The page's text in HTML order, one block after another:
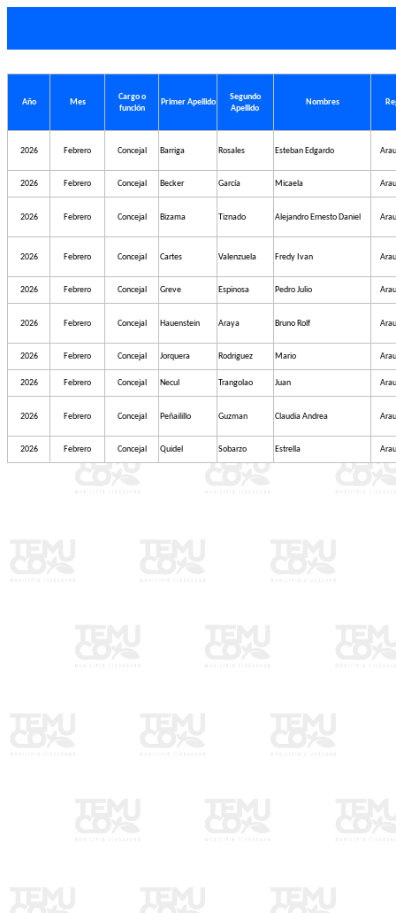
Año Mes
Cargo o
función
Primer Apellido
Segundo
Apellido
Nombres
2026 Febrero Concejal Barriga Rosales Esteban Edgardo
2026 Febrero Concejal Becker García Micaela
2026 Febrero Concejal Bizama Tiznado Alejandro Ernesto Daniel
2026 Febrero Concejal Cartes Valenzuela Fredy Ivan
2026 Febrero Concejal Greve Espinosa Pedro Julio
2026 Febrero Concejal Hauenstein Araya Bruno Rolf
2026 Febrero Concejal Jorquera Rodriguez Mario
2026 Febrero Concejal Necul Trangolao Juan
2026 Febrero Concejal Peñailillo Guzman Claudia Andrea
2026 Febrero Concejal Quidel Sobarzo Estrella